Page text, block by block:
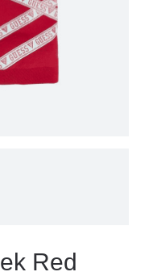
Red